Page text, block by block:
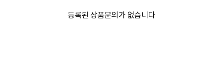
등록된 상품문의가 없습니다